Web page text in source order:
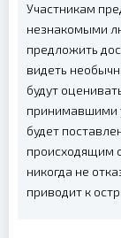
Участникам
незнакомыми
предложить
видеть
будут
принимавшими
будет
происходящим
никогда не
приводит к